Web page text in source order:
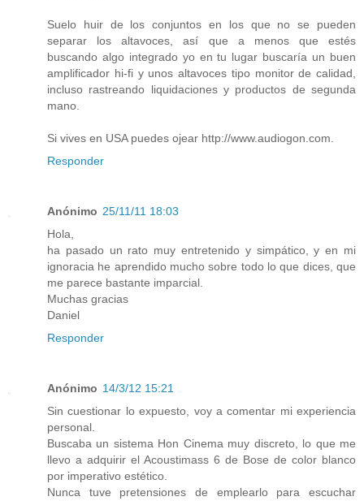
Suelo huir de los conjuntos en los que no se pueden
separar los altavoces, así que a menos que estés
buscando algo integrado yo en tu lugar buscaría un buen
amplificador hi-fi y unos altavoces tipo monitor de calidad,
incluso rastreando liquidaciones y productos de segunda
mano.
Si vives en USA puedes ojear http://www.audiogon.com.
Responder
Anónimo 25/11/11 18:03
Hola,
ha pasado un rato muy entretenido y simpático, y en mi
ignoracia he aprendido mucho sobre todo lo que dices, que
me parece bastante imparcial.
Muchas gracias
Daniel
Responder
Anónimo 14/3/12 15:21
Sin cuestionar lo expuesto, voy a comentar mi experiencia
personal.
Buscaba un sistema Hon Cinema muy discreto, lo que me
llevo a adquirir el Acoustimass 6 de Bose de color blanco
por imperativo estético.
Nunca tuve pretensiones de emplearlo para escuchar